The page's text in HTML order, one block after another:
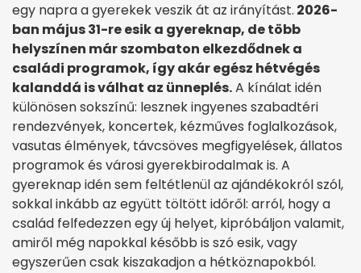
egy napra a gyerekek veszik át az irányítást. 2026-
ban május 31-re esik a gyereknap, de több
helyszínen már szombaton elkezdődnek a
családi programok, így akár egész hétvégés
kalanddá is válhat az ünneplés.A kínálat idén
különösen sokszínű: lesznek ingyenes szabadtéri
rendezvények, koncertek, kézműves foglalkozások,
vasutas élmények, távcsöves megfigyelések, állatos
programok és városi gyerekbirodalmak is. A
gyereknap idén sem feltétlenül az ajándékokról szól,
sokkal inkább az együtt töltött időről: arról, hogy a
család felfedezzen egy új helyet, kipróbáljon valamit,
amiről még napokkal később is szó esik, vagy
egyszerűen csak kiszakadjon a hétköznapokból.